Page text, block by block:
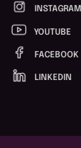
INSTAGRAM
YOUTUBE
FACEBOOK
LINKEDIN